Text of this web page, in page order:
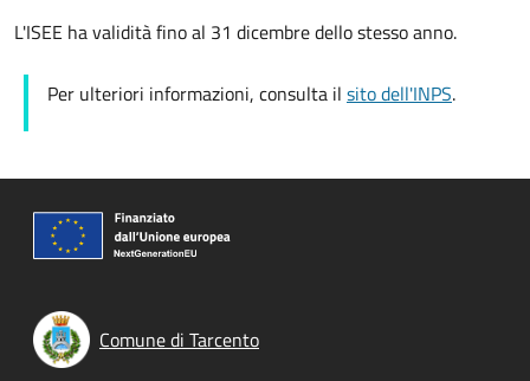
L'ISEE ha validità fino al 31 dicembre dello stesso anno.
Per ulteriori informazioni, consulta il sito dell'INPS.
Comune di Tarcento